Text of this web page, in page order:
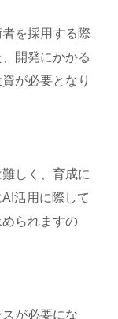
を採用する際
開発にかかる
が必要となり
しく、育成に
活用に際して
られますの
が必要にな